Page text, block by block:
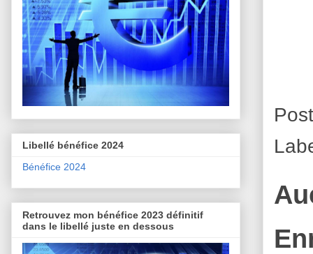
Libellé bénéfice 2024
Bénéfice 2024
Retrouvez mon bénéfice 2023 définitif
dans le libellé juste en dessous